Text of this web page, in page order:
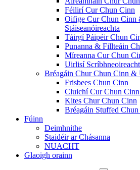
Féilirí Cur Chun Cinn
Oifige Cur Chun Cinn
Stáiseanóireachta
Táirgí Páipéir Chun
Punanna & Fillteáin
Míreanna Cur Chun
Uirlisí
Bréagáin Chur Chun Cinn &
Frisbees Chun Cinn
Cluichí Cur Chun
Kites Chur Chun Cinn
Bréagáin Stuffed
Fúinn
Deimhnithe
Staidéir ar Chásanna
NUACHT
Glaoigh orainn